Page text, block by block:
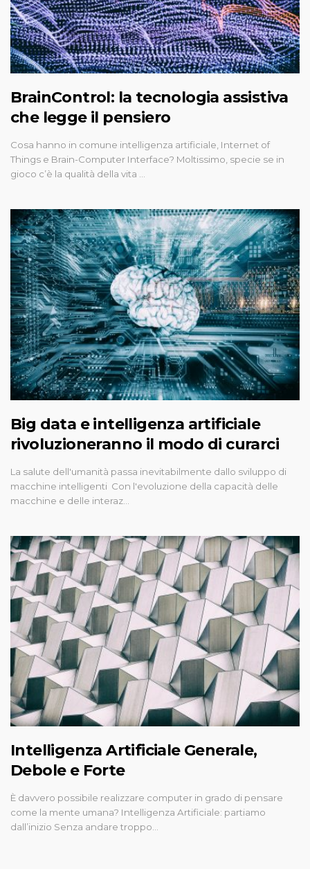
BrainControl: la tecnologia assistiva
che legge il pensiero
Cosa hanno in comune intelligenza artificiale, Internet of
Things e Brain-Computer Interface? Moltissimo, specie se in
gioco c’è la qualità della vita …
Big data e intelligenza artificiale
rivoluzioneranno il modo di curarci
La salute dell'umanità passa inevitabilmente dallo sviluppo di
macchine intelligenti Con l'evoluzione della capacità delle
macchine e delle interaz…
Intelligenza Artificiale Generale,
Debole e Forte
È davvero possibile realizzare computer in grado di pensare
come la mente umana? Intelligenza Artificiale: partiamo
dall’inizio Senza andare troppo…